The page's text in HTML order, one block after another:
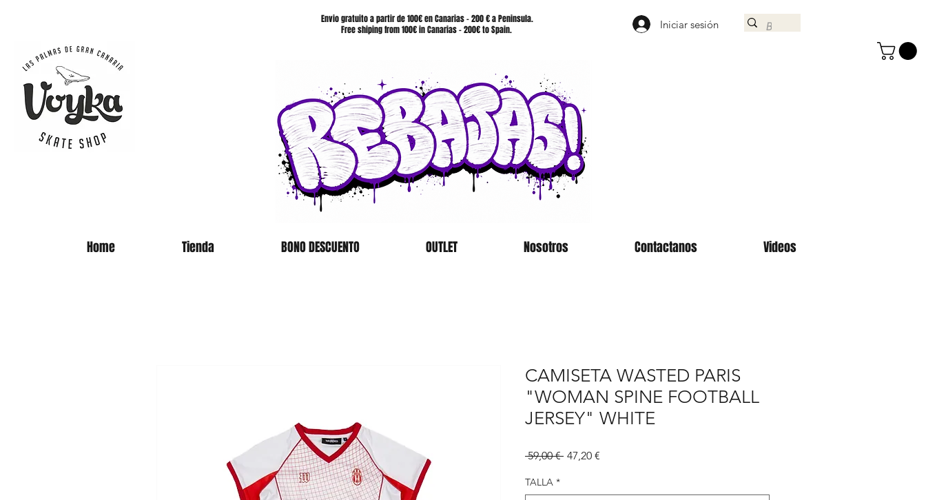
SKATE SHOPEnvio gratuito a partir de 100€ en Canarias - 200 € a Peninsula.
Free shiping from 100€ in Canarias - 200€ to Spain.
Iniciar sesión
Home Tienda BONO DESCUENTO OUTLET Nosotros Contactanos Videos
CAMISETA WASTED PARIS
"WOMAN SPINE FOOTBALL
JERSEY" WHITE
59,00 € Precio
47,20 €
TALLA *